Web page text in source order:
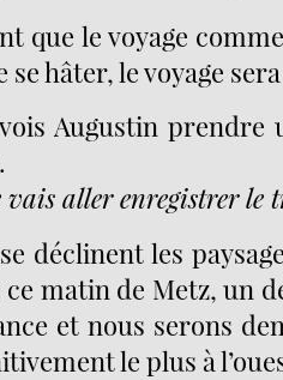
que le voyage
se hâter, le voyage
Augustin
vais aller enregistrer
déclinent les
matin de Metz, un
et nous serons
le plus à